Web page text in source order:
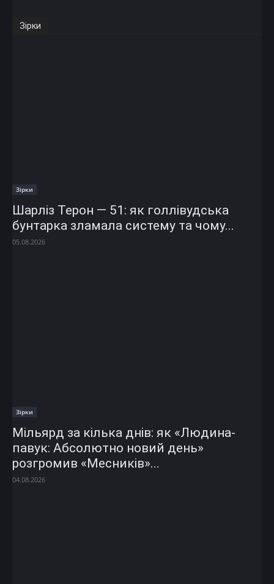
Зірки
Зірки
Шарліз Терон — 51: як голлівудська
бунтарка зламала систему та чому...
05.08.2026
Зірки
Мільярд за кілька днів: як «Людина-
павук: Абсолютно новий день»
розгромив «Месників»...
04.08.2026